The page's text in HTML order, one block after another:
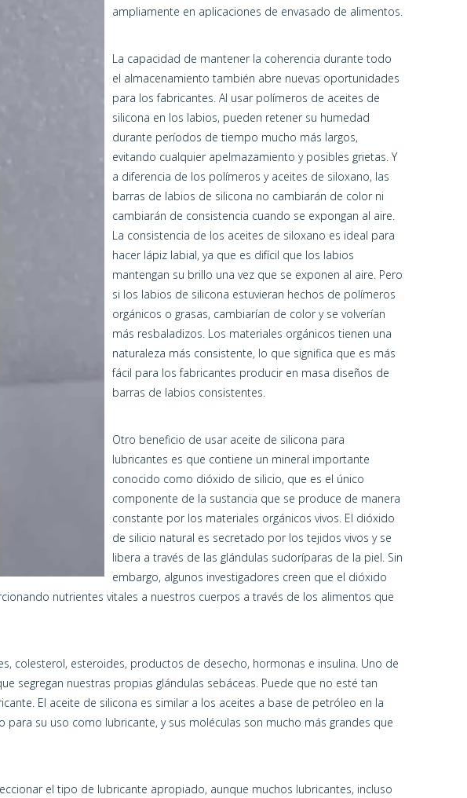
ampliamente en aplicaciones de envasado de alimentos.
La capacidad de mantener la coherencia durante todo
el almacenamiento también abre nuevas oportunidades
para los fabricantes. Al usar polímeros de aceites de
silicona en los labios, pueden retener su humedad
durante períodos de tiempo mucho más largos,
evitando cualquier apelmazamiento y posibles grietas. Y
a diferencia de los polímeros y aceites de siloxano, las
barras de labios de silicona no cambiarán de color ni
cambiarán de consistencia cuando se expongan al aire.
La consistencia de los aceites de siloxano es ideal para
hacer lápiz labial, ya que es difícil que los labios
mantengan su brillo una vez que se exponen al aire. Pero
si los labios de silicona estuvieran hechos de polímeros
orgánicos o grasas, cambiarían de color y se volverían
más resbaladizos. Los materiales orgánicos tienen una
naturaleza más consistente, lo que significa que es más
fácil para los fabricantes producir en masa diseños de
barras de labios consistentes.
Otro beneficio de usar aceite de silicona para
lubricantes es que contiene un mineral importante
conocido como dióxido de silicio, que es el único
componente de la sustancia que se produce de manera
constante por los materiales orgánicos vivos. El dióxido
de silicio natural es secretado por los tejidos vivos y se
libera a través de las glándulas sudoríparas de la piel. Sin
embargo, algunos investigadores creen que el dióxido
nutrientes vitales a nuestros cuerpos a través de los alimentos que
colesterol, esteroides, productos de desecho, hormonas e insulina. Uno de
segregan nuestras propias glándulas sebáceas. Puede que no esté tan
El aceite de silicona es similar a los aceites a base de petróleo en la
su uso como lubricante, y sus moléculas son mucho más grandes que
el tipo de lubricante apropiado, aunque muchos lubricantes, incluso